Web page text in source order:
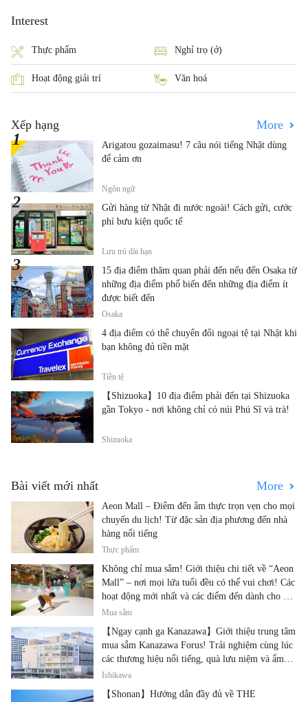
Interest
Thực phẩm Nghỉ trọ (ở)
Hoạt động giải trí Văn hoá
Xếp hạng More
Arigatou gozaimasu! 7 câu nói tiếng Nhật dùng
để cảm ơn
Ngôn ngữ
Gửi hàng từ Nhật đi nước ngoài! Cách gửi, cước
phí bưu kiện quốc tế
Lưu trú dài hạn
15 địa điểm thăm quan phải đến nếu đến Osaka từ
những địa điểm phổ biến đến những địa điểm ít
được biết đến
Osaka
4 địa điểm có thể chuyển đổi ngoại tệ tại Nhật khi
bạn không đủ tiền mặt
Tiền tệ
【Shizuoka】10 địa điểm phải đến tại Shizuoka
gần Tokyo - nơi không chỉ có núi Phú Sĩ và trà!
Shizuoka
Bài viết mới nhất More
Aeon Mall – Điểm đến ẩm thực trọn vẹn cho mọi
chuyến du lịch! Từ đặc sản địa phương đến nhà
hàng nổi tiếng
Thực phẩm
Không chỉ mua sắm! Giới thiệu chi tiết về “Aeon
Mall” – nơi mọi lứa tuổi đều có thể vui chơi! Các
hoạt động mới nhất và các điểm đến dành cho gia
đình.
Mua sắm
【Ngay cạnh ga Kanazawa】Giới thiệu trung tâm
mua sắm Kanazawa Forus! Trải nghiệm cùng lúc
các thương hiệu nổi tiếng, quà lưu niệm và ẩm
thực địa phương
Ishikawa
【Shonan】Hướng dẫn đầy đủ về THE